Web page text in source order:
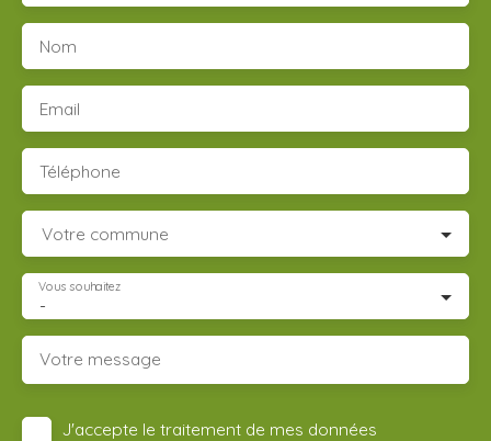
Nom
Email
Téléphone
Votre commune
-
Vous souhaitez
Votre message
J'accepte le traitement de mes données